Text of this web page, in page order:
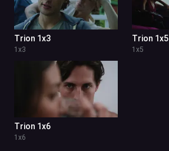
Trion 1x3
1 x3
Trion 1x5
1 x5
Trion 1x6
1 x6